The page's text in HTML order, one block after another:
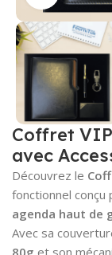
Coffret
avec
Découvrez le
fonctionnel conçu
agenda haut de
Avec sa